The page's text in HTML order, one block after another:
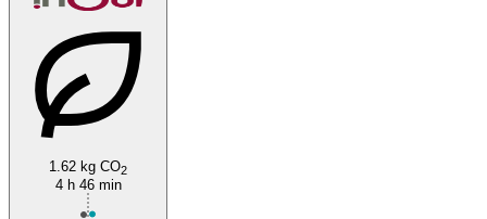
1.62 kg CO2
4 h 46 min